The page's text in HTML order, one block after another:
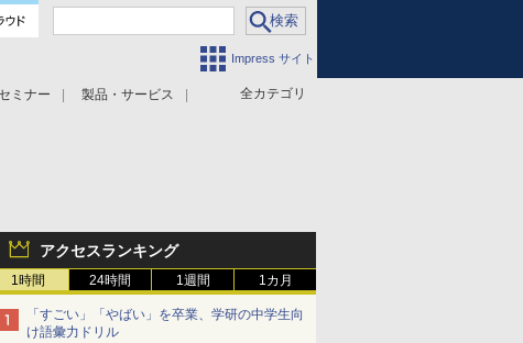
Impress サイト
全カテゴリ
ミナー 製品・サービス
アクセスランキング
1時間 24時間 1週間 1カ月
「すごい」「やばい」を卒業、学研の中学生向
け語彙力ドリル